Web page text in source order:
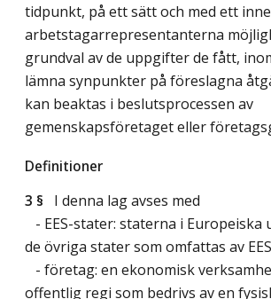
tidpunkt, på ett sätt och med ett
arbetstagarrepresentanterna
grundval av de uppgifter de fått,
lämna synpunkter på föreslagna
kan beaktas i beslutsprocessen av
gemenskapsföretaget eller
Definitioner
3 § I denna lag avses med
- EES-stater: staterna i Europeiska
de övriga stater som omfattas av
- företag: en ekonomisk
offentlig regi som bedrivs av en